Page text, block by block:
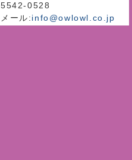
5542-0528
メール:info@owlowl.co.jp